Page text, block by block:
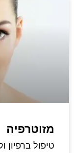
מזוטרפיה
טיפול